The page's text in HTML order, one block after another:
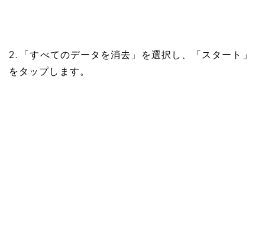
2. 「すべてのデータを消去」を選択し、「スタート」
をタップします。